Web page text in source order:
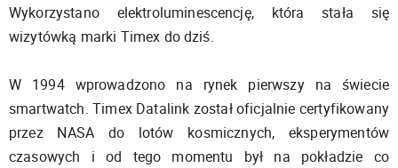
Wykorzystano elektroluminescencję, która stała się
wizytówką marki Timex do dziś.
W 1994 wprowadzono na rynek pierwszy na świecie
smartwatch. Timex Datalink został oficjalnie certyfikowany
przez NASA do lotów kosmicznych, eksperymentów
czasowych i od tego momentu był na pokładzie co